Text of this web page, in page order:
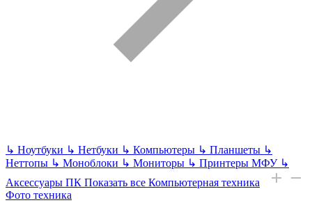
↳ Ноутбуки ↳ Нетбуки ↳ Компьютеры ↳ Планшеты ↳
Неттопы ↳ Моноблоки ↳ Мониторы ↳ Принтеры МФУ ↳
Аксессуары ПК Показать все Компьютерная техника
Фото техника